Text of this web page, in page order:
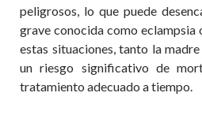
peligrosos, lo que puede
grave conocida como eclampsia
estas situaciones, tanto la
un riesgo significativo de
tratamiento adecuado a tiempo.